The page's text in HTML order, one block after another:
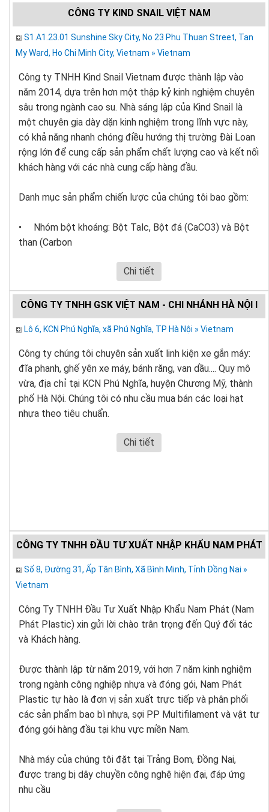
CÔNG TY KIND SNAIL VIỆT NAM
S1.A1.23.01 Sunshine Sky City, No 23 Phu Thuan Street, Tan
My Ward, Ho Chi Minh City, Vietnam » Vietnam
Công ty TNHH Kind Snail Vietnam được thành lập vào
năm 2014, dựa trên hơn một thập kỷ kinh nghiệm chuyên
sâu trong ngành cao su. Nhà sáng lập của Kind Snail là
một chuyên gia dày dặn kinh nghiệm trong lĩnh vực này,
có khả năng nhanh chóng điều hướng thị trường Đài Loan
rộng lớn để cung cấp sản phẩm chất lượng cao và kết nối
khách hàng với các nhà cung cấp hàng đầu.
Danh mục sản phẩm chiến lược của chúng tôi bao gồm:
• Nhóm bột khoáng: Bột Talc, Bột đá (CaCO3) và Bột
than (Carbon
Chi tiết
CÔNG TY TNHH GSK VIỆT NAM - CHI NHÁNH HÀ NỘI I
Lô 6, KCN Phú Nghĩa, xã Phú Nghĩa, TP Hà Nội » Vietnam
Công ty chúng tôi chuyên sản xuất linh kiện xe gắn máy:
đĩa phanh, ghế yên xe máy, bánh răng, van dầu.... Quy mô
vừa, địa chỉ tại KCN Phú Nghĩa, huyện Chương Mỹ, thành
phố Hà Nội. Chúng tôi có nhu cầu mua bán các loại hạt
nhựa theo tiêu chuẩn.
Chi tiết
CÔNG TY TNHH ĐẦU TƯ XUẤT NHẬP KHẨU NAM PHÁT
Số 8, Đường 31, Ấp Tân Bình, Xã Bình Minh, Tỉnh Đồng Nai »
Vietnam
Công Ty TNHH Đầu Tư Xuất Nhập Khẩu Nam Phát (Nam
Phát Plastic) xin gửi lời chào trân trọng đến Quý đối tác
và Khách hàng.
Được thành lập từ năm 2019, với hơn 7 năm kinh nghiệm
trong ngành công nghiệp nhựa và đóng gói, Nam Phát
Plastic tự hào là đơn vị sản xuất trực tiếp và phân phối
các sản phẩm bao bì nhựa, sợi PP Multifilament và vật tư
đóng gói hàng đầu tại khu vực miền Nam.
Nhà máy của chúng tôi đặt tại Trảng Bom, Đồng Nai,
được trang bị dây chuyền công nghệ hiện đại, đáp ứng
nhu cầu